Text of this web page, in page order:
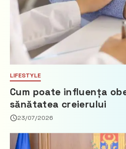
LIFESTYLE
Cum poate influența
sănătatea creierului
23/07/2026